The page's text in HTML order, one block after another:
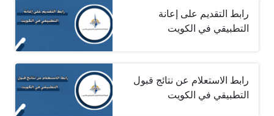
رابط التقديم على إعانة
التطبيقي في الكويت
رابط الاستعلام عن نتائج قبول
التطبيقي في الكويت